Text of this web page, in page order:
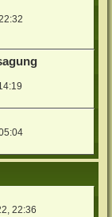
22:36